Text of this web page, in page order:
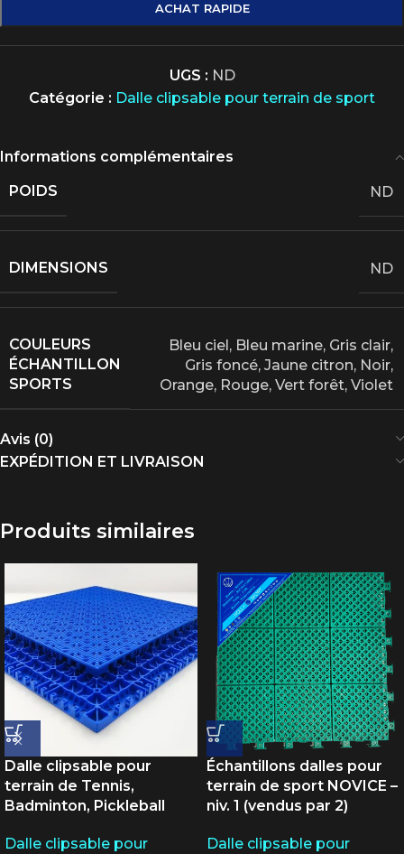
ACHAT RAPIDE
UGS : ND
Catégorie : Dalle clipsable pour terrain de sport
Informations complémentaires
POIDS
ND
DIMENSIONS ND
COULEURS
ÉCHANTILLON
SPORTS
Bleu ciel, Bleu marine, Gris clair,
Gris foncé, Jaune citron, Noir,
Orange, Rouge, Vert forêt, Violet
Avis (0)
EXPÉDITION ET LIVRAISON
Produits similaires
Dalle clipsable pour
terrain de Tennis,
Badminton, Pickleball
Dalle clipsable pour
Échantillons dalles pour
terrain de sport NOVICE –
niv. 1 (vendus par 2)
Dalle clipsable pour